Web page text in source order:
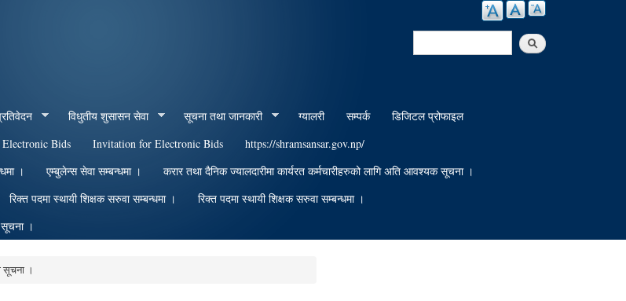
Search
विधुतीय शुसासन सेवा सूचना तथा जानकारी ग्यालरी सम्पर्क
डिजिटल प्रोफाइल
Bids Invitation for Electronic Bids
https://shramsansar.gov.np/
। एम्बुलेन्स सेवा सम्बन्धमा ।
करार तथा दैनिक ज्यालदारीमा कार्यरत कर्मचारीहरुको लागि अति आवश्यक सूचना ।
रिक्त पदमा स्थायी शिक्षक सरुवा सम्बन्धमा ।
रिक्त पदमा स्थायी शिक्षक सरुवा सम्बन्धमा ।
सूचना ।
सूचना ।